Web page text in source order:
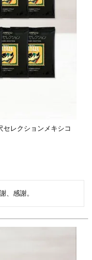
セレクションメキシコ
、感謝。